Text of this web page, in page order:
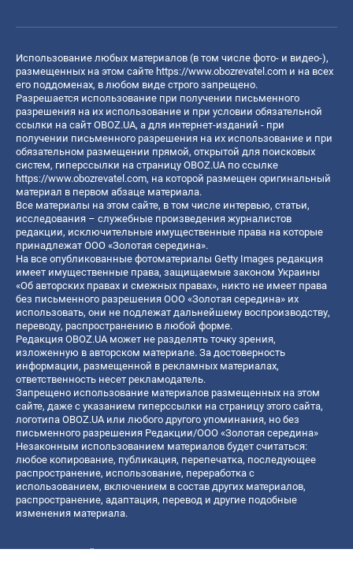
Использование любых материалов (в том числе фото- и видео-),
размещенных на этом сайте https://www.obozrevatel.com и на всех
его поддоменах, в любом виде строго запрещено.
Разрешается использование при получении письменного
разрешения на их использование и при условии обязательной
ссылки на сайт OBOZ.UA, а для интернет-изданий - при
получении письменного разрешения на их использование и при
обязательном размещении прямой, открытой для поисковых
систем, гиперссылки на страницу OBOZ.UA по ссылке
https://www.obozrevatel.com, на которой размещен оригинальный
материал в первом абзаце материала.
Все материалы на этом сайте, в том числе интервью, статьи,
исследования – служебные произведения журналистов
редакции, исключительные имущественные права на которые
принадлежат ООО «Золотая середина».
На все опубликованные фотоматериалы Getty Images редакция
имеет имущественные права, защищаемые законом Украины
«Об авторских правах и смежных правах», никто не имеет права
без письменного разрешения ООО «Золотая середина» их
использовать, они не подлежат дальнейшему воспроизводству,
переводу, распространению в любой форме.
Редакция OBOZ.UA может не разделять точку зрения,
изложенную в авторском материале. За достоверность
информации, размещенной в рекламных материалах,
ответственность несет рекламодатель.
Запрещено использование материалов размещенных на этом
сайте, даже с указанием гиперссылки на страницу этого сайта,
логотипа OBOZ.UA или любого другого упоминания, но без
письменного разрешения Редакции/ООО «Золотая середина»
Незаконным использованием материалов будет считаться:
любое копирование, публикация, перепечатка, последующее
распространение, использование, переработка с
использованием, включением в состав других материалов,
распространение, адаптация, перевод и другие подобные
изменения материала.
Название онлайн медиа — «OBOZ.UA»